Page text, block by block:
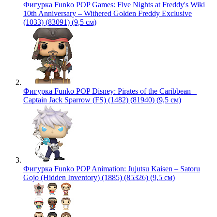
Фигурка Funko POP Games: Five Nights at Freddy's Wiki
10th Anniversary – Withered Golden Freddy Exclusive
(1033) (83091) (9,5 см)
Фигурка Funko POP Disney: Pirates of the Caribbean –
Captain Jack Sparrow (FS) (1482) (81940) (9,5 см)
Фигурка Funko POP Animation: Jujutsu Kaisen – Satoru
Gojo (Hidden Inventory) (1885) (85326) (9,5 см)